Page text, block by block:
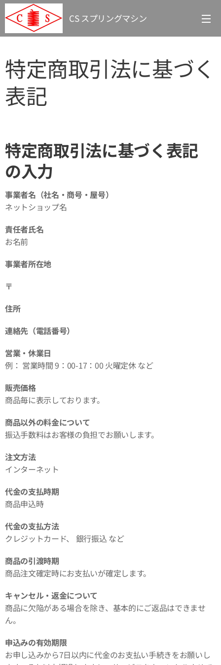
CS スプリングマシン
特定商取引法に基づく
表記
特定商取引法に基づく表記
の入力
事業者名（社名・商号・屋号）
ネットショップ名
責任者氏名
お名前
事業者所在地
〒
住所
連絡先（電話番号）
営業・休業日
例： 営業時間 9：00-17：00 火曜定休 など
販売価格
商品毎に表示しております。
商品以外の料金について
振込手数料はお客様の負担でお願いします。
注文方法
インターネット
代金の支払時期
商品申込時
代金の支払方法
クレジットカード、 銀行振込 など
商品の引渡時期
商品注文確定時にお支払いが確定します。
キャンセル・返金について
商品に欠陥がある場合を除き、基本的にご返品はできませ
ん。
申込みの有効期限
お申し込みから7日以内に代金のお支払い手続きをお願いし